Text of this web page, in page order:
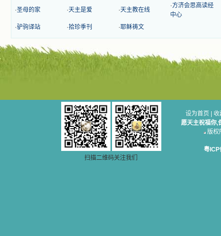
眼所见的完全不同的世界，那里没有
自己在人的心里建造的爱的天堂。还
得无量恩宠。这些书引我向往那超性
的境界，向往那浑然忘我的境界，从
此无益的书一概不看了。我一遍遍地
心里多么渴望能像他们那样爱主。
我因此而认识了许许多多圣人，
这些圣人中有许多也曾是罪人，使我
也能向他们敞开心门。我一会儿求这
个圣人为我转祷，一会儿求那个圣人
为我祈求圣宠，这些圣人使我的生活
变得丰富多彩。我想，既然他们真心
·圣母的家 ·天主是爱 ·天主教在线
·方济会思高读经
中心
·驴驹译站 ·拾珍季刊 ·耶稣祷文
扫描二维码关注我们
设为首页
收
愿天主祝福你,
版权
粤